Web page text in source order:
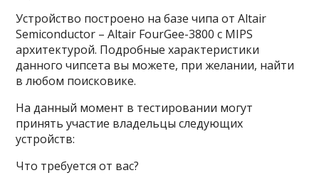
Устройство построено на базе чипа от Altair
Semiconductor – Altair FourGee-3800 с MIPS
архитектурой. Подробные характеристики
данного чипсета вы можете, при желании, найти
в любом поисковике.
На данный момент в тестировании могут
принять участие владельцы следующих
устройств:
Что требуется от вас?